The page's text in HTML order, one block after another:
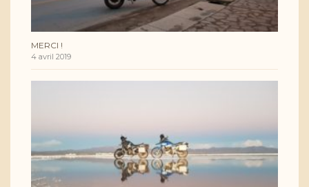
MERCI !
4 avril 2019